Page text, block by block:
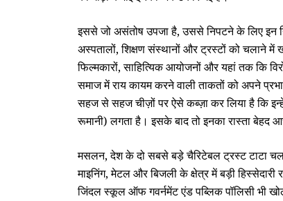
इससे जो असंतोष उपजा है, उससे निपटने के लिए इन
अस्‍पतालों, शिक्षण संस्‍थानों और ट्रस्‍टों को चलाने
फिल्‍मकारों, साहित्यिक आयोजनों और यहां तक कि
समाज में राय कायम करने वाली ताकतों को अपने
सहज से सहज चीज़ों पर ऐसे कब्‍ज़ा कर लिया है कि
रूमानी) लगता है। इसके बाद तो इनका रास्‍ता बेहद
मसलन, देश के दो सबसे बड़े चैरिटेबल ट्रस्‍ट टाटा
माइनिंग, मेटल और बिजली के क्षेत्र में बड़ी
जिंदल स्‍कूल ऑफ गवर्नमेंट एंड पब्लिक पॉलिसी भी